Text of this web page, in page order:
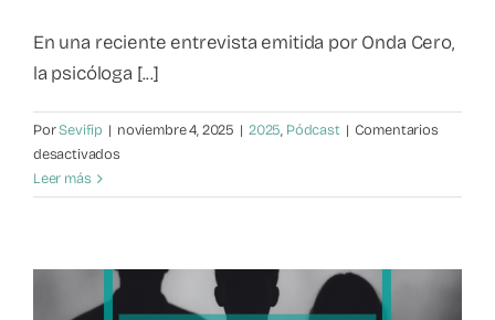
Observatorio VFP
En una reciente entrevista emitida por Onda Cero,
la psicóloga [...]
PorSevifip | noviembre 4, 2025 | 2025, Pódcast | Comentarios
desactivadosen
filio-
Gallego
Leer más